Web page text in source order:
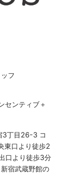
フ
センティブ＋
績：販売職全
上平均：月額
当／月を含む
3丁目26-3 コ
東口より徒歩2
口より徒歩3分
宿武蔵野館の